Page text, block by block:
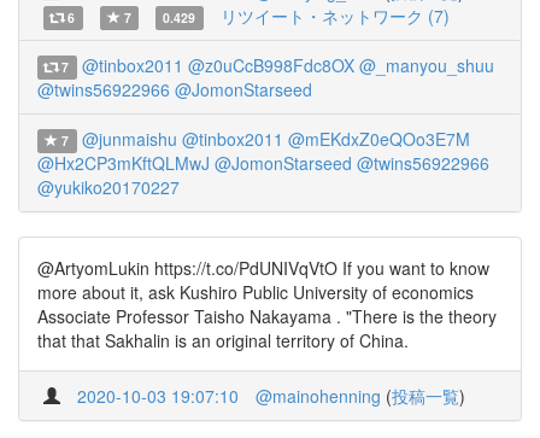
6 7 0.429 リツイート・ネットワーク (7)
7 @tinbox2011 @z0uCcB998Fdc8OX @_manyou_shuu
@twins56922966 @JomonStarseed
7 @junmaishu @tinbox2011 @mEKdxZ0eQOo3E7M
@Hx2CP3mKftQLMwJ @JomonStarseed @twins56922966
@yukiko20170227
@ArtyomLukin https://t.co/PdUNIVqVtO If you want to know
more about it, ask Kushiro Public University of economics
Associate Professor Taisho Nakayama . "There is the theory
that that Sakhalin is an original territory of China.
2020-10-03 19:07:10 @mainohenning (投稿一覧)